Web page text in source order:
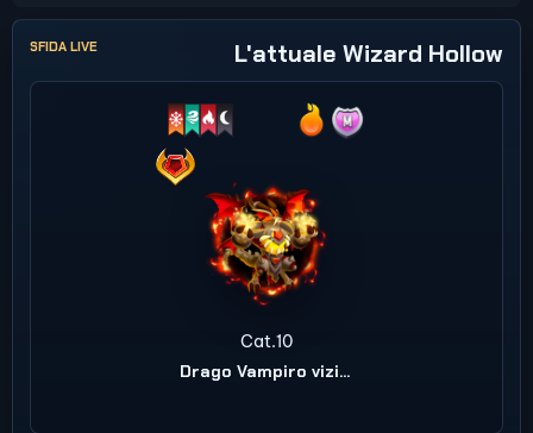
SFIDA LIVE L'attuale Wizard Hollow
Cat.10
Drago Vampiro vizioso